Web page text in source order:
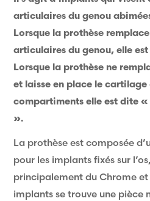
articulaires du genou
Lorsque la prothèse
articulaires du genou, elle
Lorsque la prothèse ne
et laisse en place le cartilage
compartiments elle est dite
».
La prothèse est composée
pour les implants fixés sur
principalement du Chrome
implants se trouve une pièce